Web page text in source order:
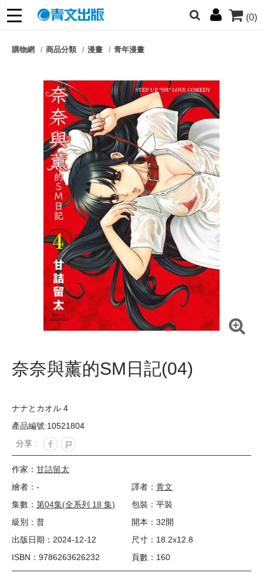
(0)
朋友們，提高警覺！
購物網 商品分類 漫畫 青年漫畫
奈奈與薰的SM日記(04)
ナナとカオル 4
產品編號:10521804
分享 :
作家： 甘詰留太
繪者：-
譯者： 青文
集數： 第04集(全系列 18 集)
包裝：平裝
級別：普
開本：32開
出版日期：2024-12-12
尺寸：18.2x12.8
ISBN：9786263626232
頁數：160